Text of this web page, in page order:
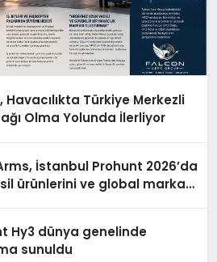
Türkiye Merkezli
Olma Yolunda İlerliyor
İstanbul Prohunt 2026’da
ürünlerini ve global marka
Hy3 dünya genelinde
sunuldu